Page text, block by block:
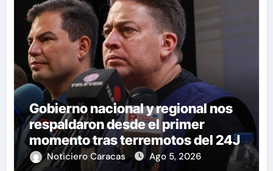
Gobierno nacional y regional nos
respaldaron desde el primer
momento tras terremotos del 24J
Noticiero Caracas Ago 5, 2026